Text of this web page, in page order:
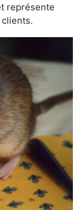
représente